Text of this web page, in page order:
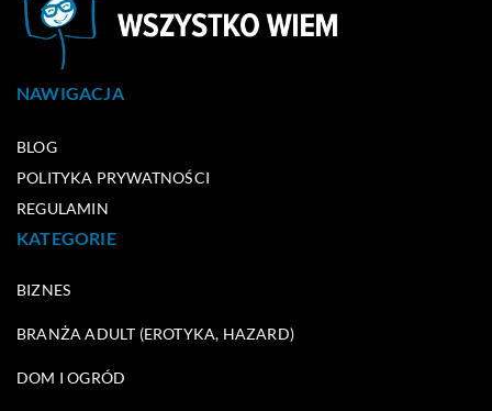
NAWIGACJA
BLOG
POLITYKA PRYWATNOŚCI
REGULAMIN
KATEGORIE
BIZNES
BRANŻA ADULT (EROTYKA, HAZARD)
DOM I OGRÓD